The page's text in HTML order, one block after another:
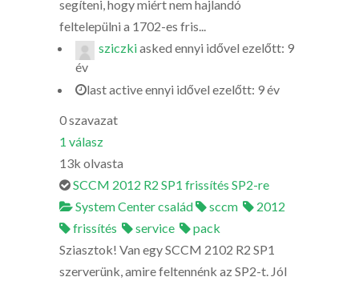
segíteni, hogy miért nem hajlandó
feltelepülni a 1702-es fris...
sziczkiasked ennyi idővel ezelőtt: 9
év
last active ennyi idővel ezelőtt: 9 év
0szavazat
1 válasz
13k olvasta
SCCM 2012 R2 SP1 frissítés SP2-re
System Center család
sccm
2012
frissítés
service
pack
Sziasztok! Van egy SCCM 2102 R2 SP1
szerverünk, amire feltennénk az SP2-t. Jól